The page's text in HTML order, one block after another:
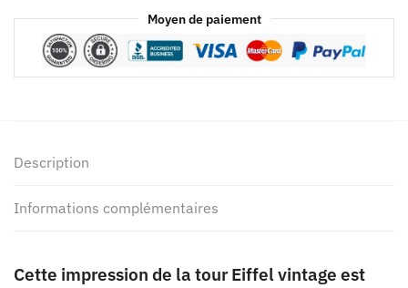
Moyen de paiement
Description
Informations complémentaires
Cette impression de la tour Eiffel vintage est